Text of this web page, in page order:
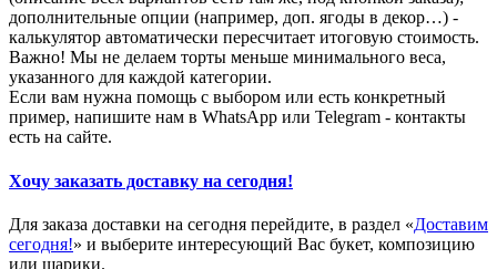
дополнительные опции (например, доп. ягоды в декор…) -
калькулятор автоматически пересчитает итоговую стоимость.
Важно! Мы не делаем торты меньше минимального веса,
указанного для каждой категории.
Если вам нужна помощь с выбором или есть конкретный
пример, напишите нам в WhatsApp или Telegram - контакты
есть на сайте.
Хочу заказать доставку на сегодня!
Для заказа доставки на сегодня перейдите, в раздел «Доставим
сегодня!» и выберите интересующий Вас букет, композицию
или шарики.